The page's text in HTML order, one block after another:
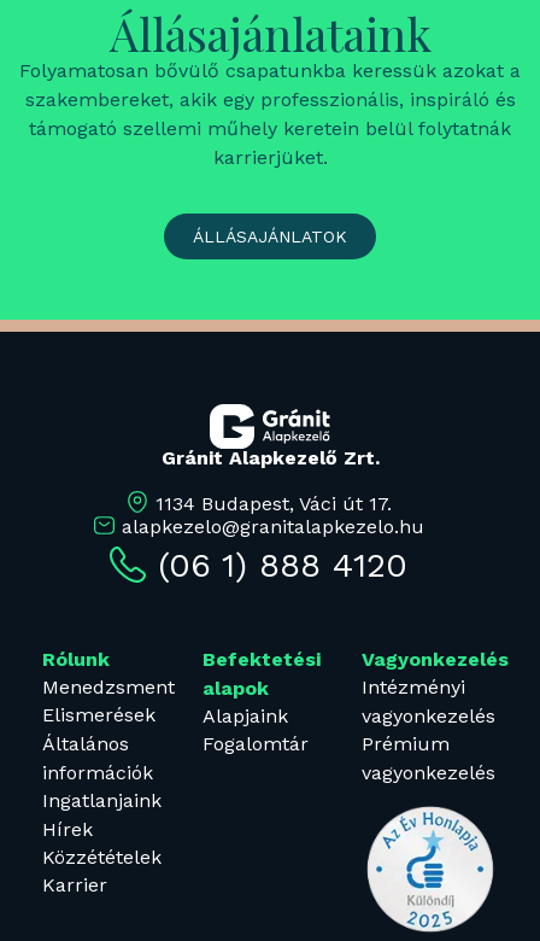
Állásajánlataink
Folyamatosan bővülő csapatunkba keressük azokat a
szakembereket, akik egy professzionális, inspiráló és
támogató szellemi műhely keretein belül folytatnák
karrierjüket.
ÁLLÁSAJÁNLATOK
Gránit Alapkezelő Zrt.
1134 Budapest, Váci út 17.
alapkezelo@granitalapkezelo.hu
(06 1) 888 4120
Rólunk
Menedzsment
Elismerések
Általános
információk
Ingatlanjaink
Hírek
Közzétételek
Karrier
Befektetési
alapok
Alapjaink
Fogalomtár
Vagyonkezelés
Intézményi
vagyonkezelés
Prémium
vagyonkezelés